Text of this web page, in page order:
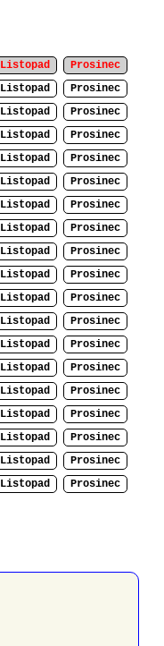
Listopad
Prosinec
Listopad
Prosinec
Listopad
Prosinec
Listopad
Prosinec
Listopad
Prosinec
Listopad
Prosinec
Listopad
Prosinec
Listopad
Prosinec
Listopad
Prosinec
Listopad
Prosinec
Listopad
Prosinec
Listopad
Prosinec
Listopad
Prosinec
Listopad
Prosinec
Listopad
Prosinec
Listopad
Prosinec
Listopad
Prosinec
Listopad
Prosinec
Listopad Prosinec